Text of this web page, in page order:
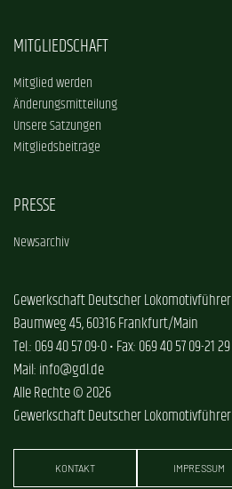
MITGLIEDSCHAFT
Mitglied werden
Änderungsmitteilung
Unsere Satzungen
Mitgliedsbeiträge
PRESSE
Newsarchiv
Gewerkschaft Deutscher Lokomotivführer
Baumweg 45, 60316 Frankfurt/Main
Tel.: 069 40 57 09-0 • Fax: 069 40 57 09-21 29
Mail: info@gdl.de
Alle Rechte © 2026
Gewerkschaft Deutscher Lokomotivführer
KONTAKT IMPRESSUM